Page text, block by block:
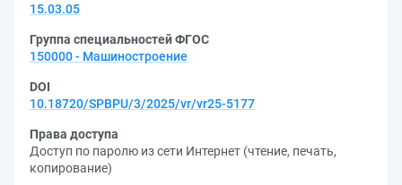
15.03.05
Группа специальностей ФГОС
150000 - Машиностроение
DOI
10.18720/SPBPU/3/2025/vr/vr25-5177
Права доступа
Доступ по паролю из сети Интернет (чтение, печать,
копирование)